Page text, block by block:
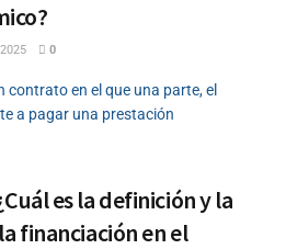
0
contrato en el que una parte, el
a pagar una prestación
es la definición y la
financiación en el